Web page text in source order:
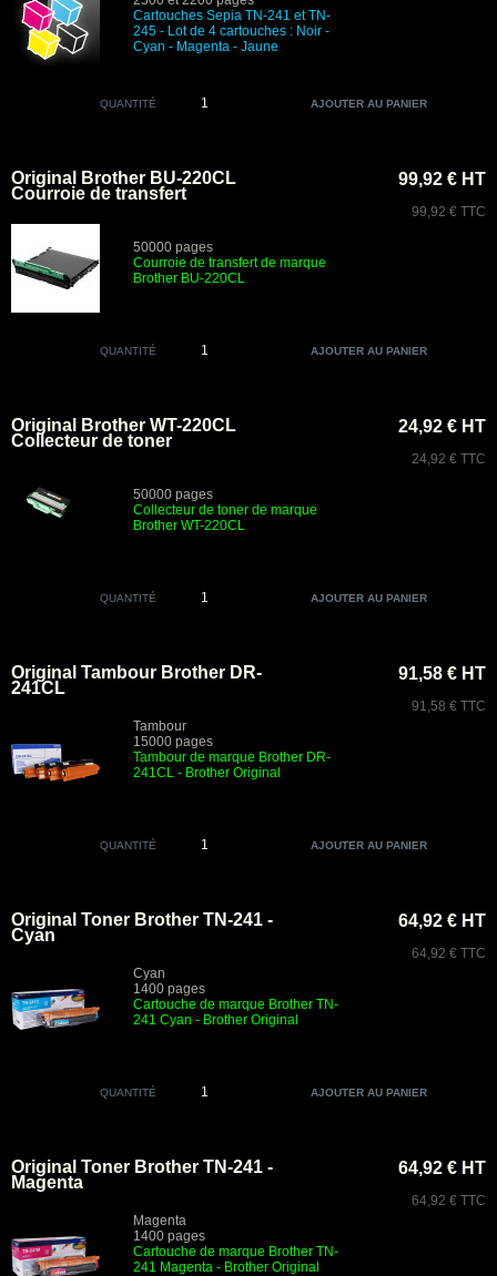
Cartouches Sepia TN-241 et TN-
245 - Lot de 4 cartouches : Noir -
Cyan - Magenta - Jaune
QUANTITÉ
Original Brother BU-220CL
Courroie de transfert
50000 pages
Courroie de transfert de marque
Brother BU-220CL
99,92 € HT
99,92 € TTC
QUANTITÉ
Original Brother WT-220CL
Collecteur de toner
50000 pages
Collecteur de toner de marque
Brother WT-220CL
24,92 € HT
24,92 € TTC
QUANTITÉ
Original Tambour Brother DR-
241CL
Tambour
15000 pages
Tambour de marque Brother DR-
241CL - Brother Original
91,58 € HT
91,58 € TTC
QUANTITÉ
Original Toner Brother TN-241 -
Cyan
Cyan
1400 pages
Cartouche de marque Brother TN-
241 Cyan - Brother Original
64,92 € HT
64,92 € TTC
QUANTITÉ
Original Toner Brother TN-241 -
Magenta
Magenta
1400 pages
Cartouche de marque Brother TN-
241 Magenta - Brother Original
64,92 € HT
64,92 € TTC